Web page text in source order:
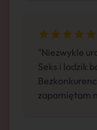
"Niezwykle
Seks i lodzik
zapamiętam